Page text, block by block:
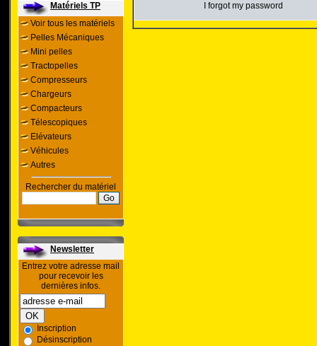
Matériels TP
Voir tous les matériels
Pelles Mécaniques
Mini pelles
Tractopelles
Compresseurs
Chargeurs
Compacteurs
Télescopiques
Elévateurs
Véhicules
Autres
Rechercher du matériel
Newsletter
Entrez votre adresse mail
pour recevoir les
dernières infos.
Inscription
Désinscription
I forgot my password